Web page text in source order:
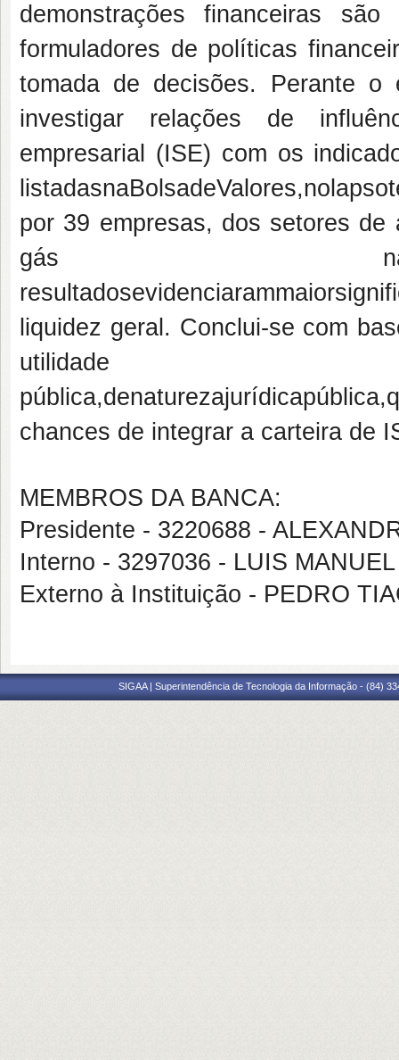
demonstrações financeiras
formuladores de políticas
tomada de decisões. Perante
investigar relações de
empresarial (ISE) com os
por 39 empresas, dos setores
gás
liquidez geral. Conclui-se com
utilidade
chances de integrar a carteira de
MEMBROS DA BANCA:
Presidente - 3220688 -
Interno - 3297036 - LUIS
Externo à Instituição - PEDRO
SIGAA | Superintendência de Tecnologia da Informação - (84)